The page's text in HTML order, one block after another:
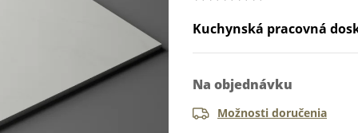
Kuchynská pracovná
Na objednávku
Možnosti doručenia